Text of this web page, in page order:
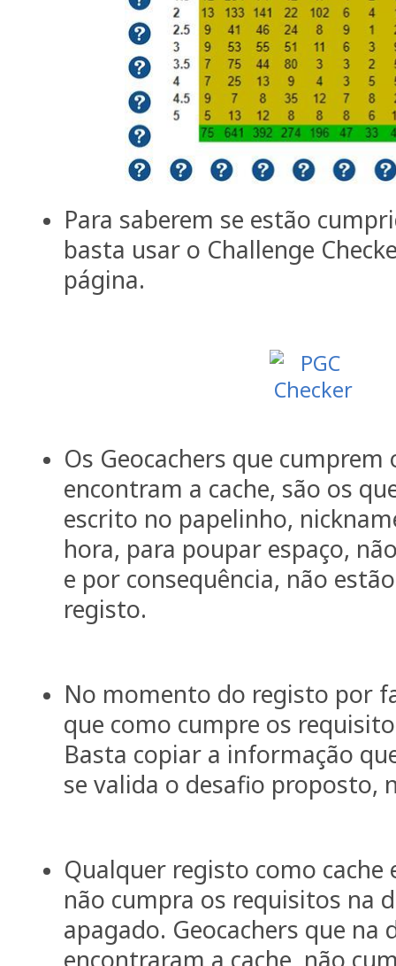
Para saberem se estão
basta usar o Challenge
página.
Os Geocachers que
encontram a cache, são os
escrito no papelinho,
hora, para poupar espaço,
e por consequência, não
registo.
No momento do registo por
que como cumpre os
Basta copiar a informação
se valida o desafio proposto,
Qualquer registo como cache
não cumpra os requisitos na
apagado. Geocachers que na
encontraram a cache, não